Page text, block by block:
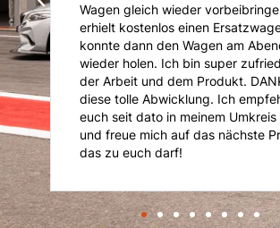
Wagen gleich wieder
erhielt kostenlos einen
konnte dann den Wagen am
wieder holen. Ich bin super
der Arbeit und dem Produkt.
diese tolle Abwicklung. Ich
euch seit dato in meinem
und freue mich auf das nächste
das zu euch darf!